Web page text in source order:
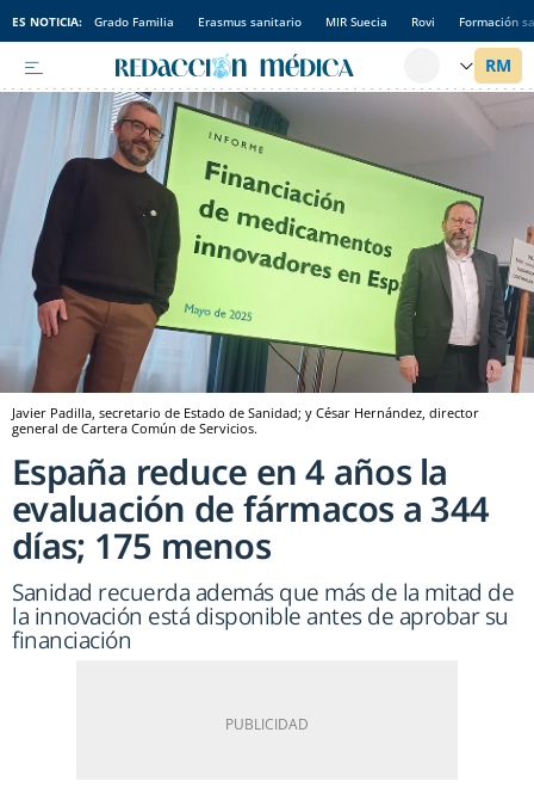
ES NOTICIA: Grado Familia Erasmus sanitario MIR Suecia Rovi Formación
Javier Padilla, secretario de Estado de Sanidad; y César Hernández, director
general de Cartera Común de Servicios.
España reduce en 4 años la
evaluación de fármacos a 344
días; 175 menos
Sanidad recuerda además que más de la mitad de
la innovación está disponible antes de aprobar su
financiación